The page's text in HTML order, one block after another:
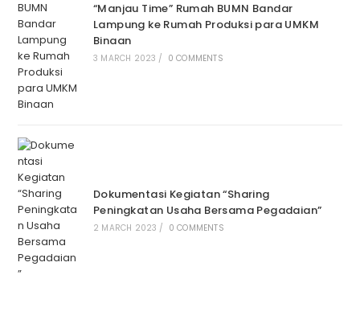
“Manjau Time” Rumah BUMN Bandar
Lampung ke Rumah Produksi para UMKM
Binaan
3 MARCH 2023 / 0 COMMENTS
Dokumentasi Kegiatan “Sharing
Peningkatan Usaha Bersama Pegadaian”
2 MARCH 2023 / 0 COMMENTS